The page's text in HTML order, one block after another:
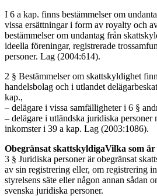
I 6 a kap. finns bestämmelser om
vissa ersättningar i form av royalty och
bestämmelser om undantag från
ideella föreningar, registrerade
personer. Lag (2004:614).
2 § Bestämmelser om skattskyldighet
handelsbolag och i utlandet
kap.,
– delägare i vissa samfälligheter i 6 §
– delägare i utländska juridiska personer
inkomster i 39 a kap. Lag (2003:1086).
Obegränsat skattskyldigaVilka som är
3 § Juridiska personer är obegränsat
av sin registrering eller, om registrering
styrelsens säte eller någon annan sådan
svenska juridiska personer.